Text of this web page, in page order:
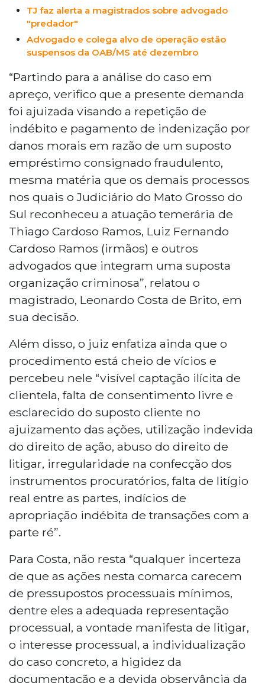
TJ faz alerta a magistrados sobre advogado
"predador"
Advogado e colega alvo de operação estão
suspensos da OAB/MS até dezembro
“Partindo para a análise do caso em
apreço, verifico que a presente demanda
foi ajuizada visando a repetição de
indébito e pagamento de indenização por
danos morais em razão de um suposto
empréstimo consignado fraudulento,
mesma matéria que os demais processos
nos quais o Judiciário do Mato Grosso do
Sul reconheceu a atuação temerária de
Thiago Cardoso Ramos, Luiz Fernando
Cardoso Ramos (irmãos) e outros
advogados que integram uma suposta
organização criminosa”, relatou o
magistrado, Leonardo Costa de Brito, em
sua decisão.
Além disso, o juiz enfatiza ainda que o
procedimento está cheio de vícios e
percebeu nele “visível captação ilícita de
clientela, falta de consentimento livre e
esclarecido do suposto cliente no
ajuizamento das ações, utilização indevida
do direito de ação, abuso do direito de
litigar, irregularidade na confecção dos
instrumentos procuratórios, falta de litígio
real entre as partes, indícios de
apropriação indébita de transações com a
parte ré”.
Para Costa, não resta “qualquer incerteza
de que as ações nesta comarca carecem
de pressupostos processuais mínimos,
dentre eles a adequada representação
processual, a vontade manifesta de litigar,
o interesse processual, a individualização
do caso concreto, a higidez da
documentação e a devida observância da